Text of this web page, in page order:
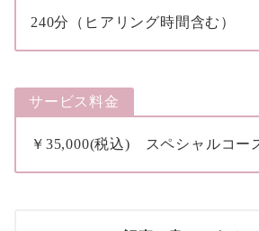
240分（ヒアリング時間含む）
サービス料金
￥35,000(税込) スペシャルコー